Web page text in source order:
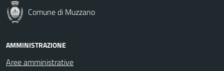
Comune di Muzzano
AMMINISTRAZIONE
Aree amministrative